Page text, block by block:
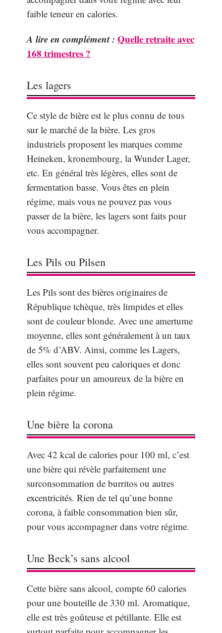
faible teneur en calories.
A lire en complément : Quelle retraite avec
168 trimestres ?
Les lagers
Ce style de bière est le plus connu de tous
sur le marché de la bière. Les gros
industriels proposent les marques comme
Heineken, kronembourg, la Wunder Lager,
etc. En général très légères, elles sont de
fermentation basse. Vous êtes en plein
régime, mais vous ne pouvez pas vous
passer de la bière, les lagers sont faits pour
vous accompagner.
Les Pils ou Pilsen
Les Pils sont des bières originaires de
République tchèque, très limpides et elles
sont de couleur blonde. Avec une amertume
moyenne, elles sont généralement à un taux
de 5% d’ABV. Ainsi, comme les Lagers,
elles sont souvent peu caloriques et donc
parfaites pour un amoureux de la bière en
plein régime.
Une bière la corona
Avec 42 kcal de calories pour 100 ml, c’est
une bière qui révèle parfaitement une
surconsommation de burritos ou autres
excentricités. Rien de tel qu’une bonne
corona, à faible consommation bien sûr,
pour vous accompagner dans votre régime.
Une Beck’s sans alcool
Cette bière sans alcool, compte 60 calories
pour une bouteille de 330 ml. Aromatique,
elle est très goûteuse et pétillante. Elle est